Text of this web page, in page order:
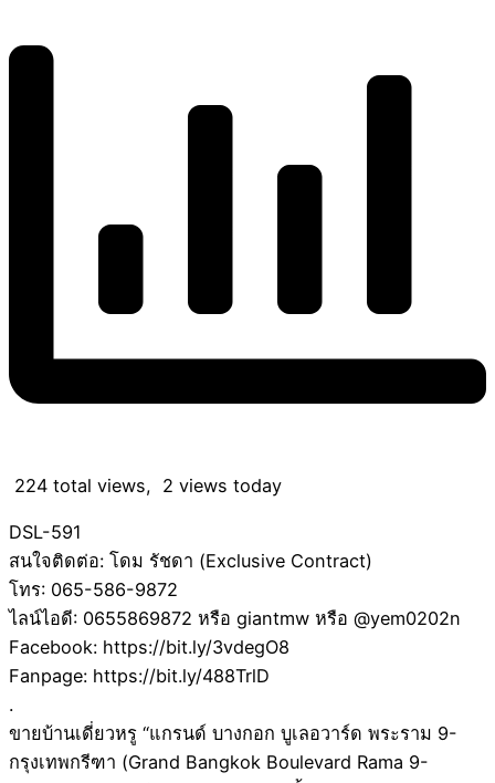
224 total views, 2 views today
DSL-591
สนใจติดต่อ: โดม รัชดา (Exclusive Contract)
โทร: 065-586-9872
ไลน์ไอดี: 0655869872 หรือ giantmw หรือ @yem0202n
Facebook: https://bit.ly/3vdegO8
Fanpage: https://bit.ly/488TrlD
.
ขายบ้านเดี่ยวหรู “แกรนด์ บางกอก บูเลอวาร์ด พระราม 9-
กรุงเทพกรีฑา (Grand Bangkok Boulevard Rama 9-